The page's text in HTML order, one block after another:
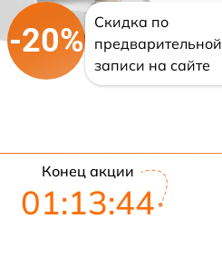
-20%
Скидка по
предварительной
записи на сайте
Конец акции
01:13:43